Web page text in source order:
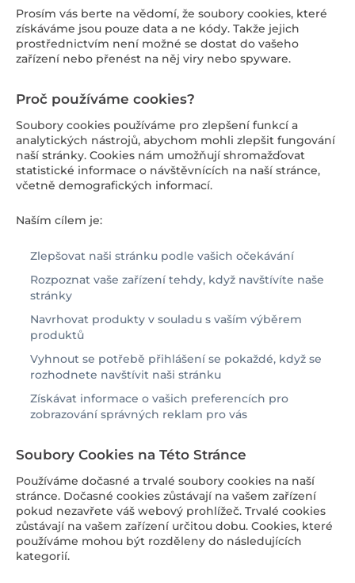
Prosím vás berte na vědomí, že soubory cookies, které
získáváme jsou pouze data a ne kódy. Takže jejich
prostřednictvím není možné se dostat do vašeho
zařízení nebo přenést na něj viry nebo spyware.
Proč používáme cookies?
Soubory cookies používáme pro zlepšení funkcí a
analytických nástrojů, abychom mohli zlepšit fungování
naší stránky. Cookies nám umožňují shromažďovat
statistické informace o návštěvnících na naší stránce,
včetně demografických informací.
Naším cílem je:
Zlepšovat naši stránku podle vašich očekávání
Rozpoznat vaše zařízení tehdy, když navštívíte naše
stránky
Navrhovat produkty v souladu s vaším výběrem
produktů
Vyhnout se potřebě přihlášení se pokaždé, když se
rozhodnete navštívit naši stránku
Získávat informace o vašich preferencích pro
zobrazování správných reklam pro vás
Soubory Cookies na Této Stránce
Používáme dočasné a trvalé soubory cookies na naší
stránce. Dočasné cookies zůstávají na vašem zařízení
pokud nezavřete váš webový prohlížeč. Trvalé cookies
zůstávají na vašem zařízení určitou dobu. Cookies, které
používáme mohou být rozděleny do následujících
kategorií.